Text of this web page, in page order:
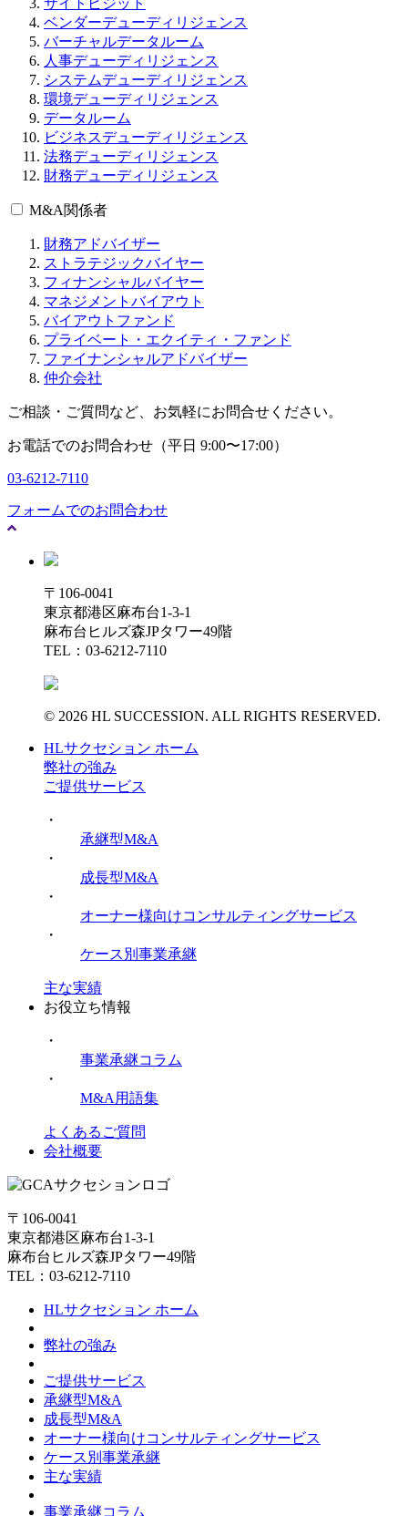
ベンダーデューディリジェンス
バーチャルデータルーム
人事デューディリジェンス
システムデューディリジェンス
環境デューディリジェンス
データルーム
ビジネスデューディリジェンス
法務デューディリジェンス
財務デューディリジェンス
M&A関係者
財務アドバイザー
ストラテジックバイヤー
フィナンシャルバイヤー
マネジメントバイアウト
バイアウトファンド
プライベート・エクイティ・ファンド
ファイナンシャルアドバイザー
仲介会社
ご相談・ご質問など、お気軽にお問合せください。
お電話でのお問合わせ（平日 9:00〜17:00）
03-6212-7110
フォームでのお問合わせ
〒106-0041
東京都港区麻布台1-3-1
麻布台ヒルズ森JPタワー49階
TEL：03-6212-7110
© 2026 HL SUCCESSION. ALL RIGHTS RESERVED.
HLサクセション ホーム
弊社の強み
ご提供サービス
・
承継型M&A
・
成長型M&A
・
オーナー様向けコンサルティングサービス
・
ケース別事業承継
主な実績
お役立ち情報
・
事業承継コラム
・
M&A用語集
よくあるご質問
会社概要
〒106-0041
東京都港区麻布台1-3-1
麻布台ヒルズ森JPタワー49階
TEL：03-6212-7110
HLサクセション ホーム
弊社の強み
ご提供サービス
承継型M&A
成長型M&A
オーナー様向けコンサルティングサービス
ケース別事業承継
主な実績
事業承継コラム